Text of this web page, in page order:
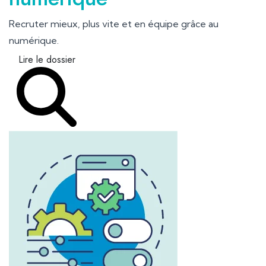
Recruter mieux, plus vite et en équipe grâce au
numérique.
Lire le dossier